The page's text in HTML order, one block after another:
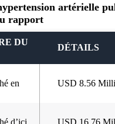
artérielle
rapport
DU
DÉTAILS
en USD 8.56
d’ici USD 16.76